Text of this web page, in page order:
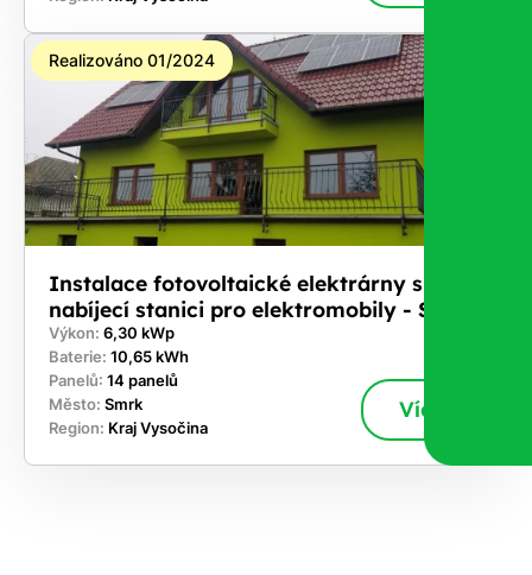
Realizováno 01/2024
Instalace fotovoltaické elektrárny s
nabíjecí stanici pro elektromobily - Smrk
Výkon: 6,30 kWp
Baterie: 10,65 kWh
Panelů: 14 panelů
Město: Smrk
Region: Kraj Vysočina
Více